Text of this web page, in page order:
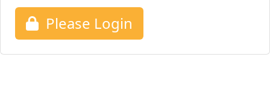
Please Login